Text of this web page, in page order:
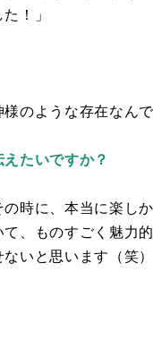
！」
のような存在なんで
たいですか？
時に、本当に楽し
、ものすごく魅力
いと思います（笑）